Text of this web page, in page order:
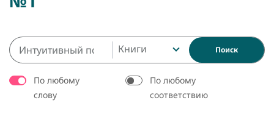
Книги Поиск
По любому
слову
По любому
соответствию